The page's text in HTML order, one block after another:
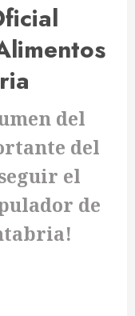
del
del
el
de